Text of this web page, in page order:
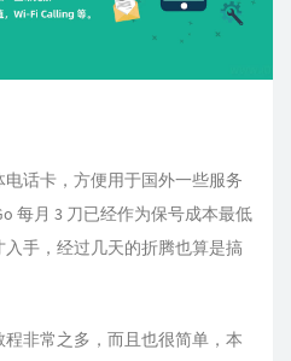
话卡，方便用于国外一些服务
每月 3 刀已经作为保号成本最低
手，经过几天的折腾也算是搞
非常之多，而且也很简单，本